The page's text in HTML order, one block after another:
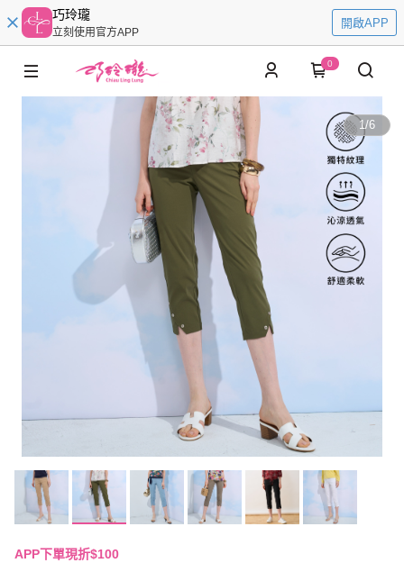
巧玲瓏
立刻使用官方APP
開啟APP
0
1/6
APP下單現折$100